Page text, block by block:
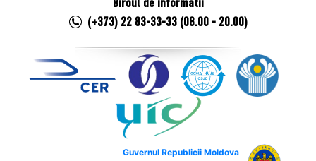
Biroul de informatii
(+373) 22 83-33-33 (08.00 - 20.00)
Guvernul Republicii Moldova